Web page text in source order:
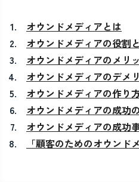
オウンドメディアとは
オウンドメディアの役割
オウンドメディアのメリ
オウンドメディアのデメ
オウンドメディアの作り
オウンドメディアの成功
オウンドメディアの成功
「顧客のためのオウンド